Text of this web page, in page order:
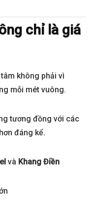
chỉ là giá
không phải vì
mỗi mét vuông.
tương đồng với các
đáng kể.
và Khang Điền